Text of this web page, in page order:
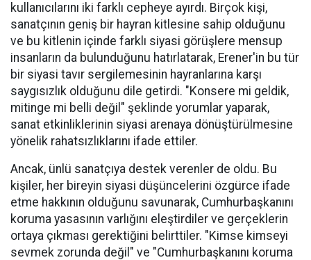
kullanıcılarını iki farklı cepheye ayırdı. Birçok kişi,
sanatçının geniş bir hayran kitlesine sahip olduğunu
ve bu kitlenin içinde farklı siyasi görüşlere mensup
insanların da bulunduğunu hatırlatarak, Erener'in bu tür
bir siyasi tavır sergilemesinin hayranlarına karşı
saygısızlık olduğunu dile getirdi. "Konsere mi geldik,
mitinge mi belli değil" şeklinde yorumlar yaparak,
sanat etkinliklerinin siyasi arenaya dönüştürülmesine
yönelik rahatsızlıklarını ifade ettiler.
Ancak, ünlü sanatçıya destek verenler de oldu. Bu
kişiler, her bireyin siyasi düşüncelerini özgürce ifade
etme hakkının olduğunu savunarak, Cumhurbaşkanını
koruma yasasının varlığını eleştirdiler ve gerçeklerin
ortaya çıkması gerektiğini belirttiler. "Kimse kimseyi
sevmek zorunda değil" ve "Cumhurbaşkanını koruma